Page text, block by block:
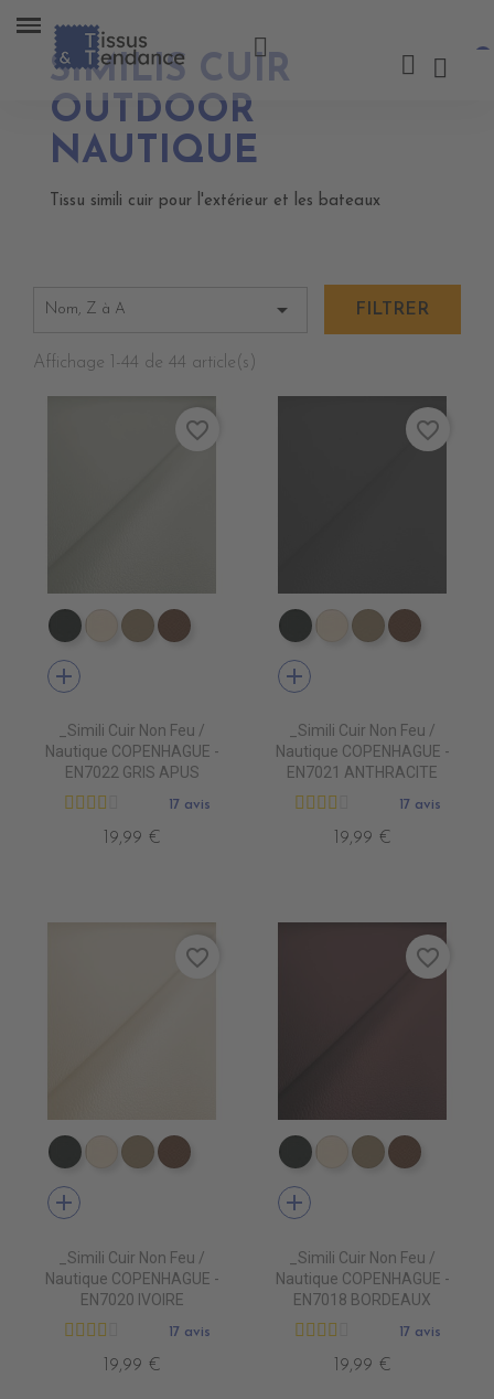
SIMILIS CUIR
OUTDOOR
NAUTIQUE
Tissu simili cuir pour l'extérieur et les bateaux
Nom, Z à A  FILTRER
Affichage 1-44 de 44 article(s)
EN7005 VERT ANGLAIS
EN7001 CREME
EN7002 BEIGE
EN7003 BRUN
add
_Simili Cuir Non Feu /
Nautique COPENHAGUE -
EN7022 GRIS APUS
17 avis
19,99 €
favorite_border
EN7005 VERT ANGLAIS
EN7001 CREME
EN7002 BEIGE
EN7003
add
_Simili Cuir Non Feu /
Nautique COPENHAGUE -
EN7021 ANTHRACITE
17 avis
19,99 €
favorite_border
EN7005 VERT ANGLAIS
EN7001 CREME
EN7002 BEIGE
EN7003 BRUN
add
_Simili Cuir Non Feu /
Nautique COPENHAGUE -
EN7020 IVOIRE
17 avis
19,99 €
favorite_border
EN7005 VERT ANGLAIS
EN7001 CREME
EN7002 BEIGE
EN7003
add
_Simili Cuir Non Feu /
Nautique COPENHAGUE -
EN7018 BORDEAUX
17 avis
19,99 €
favorite_border